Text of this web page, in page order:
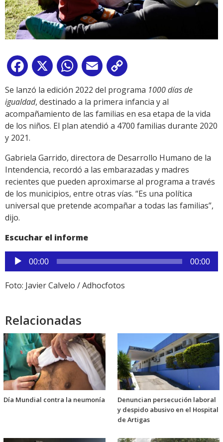
Facebook
X WhatsApp
Email
Link
Se lanzó la edición 2022 del programa 1000 días de
igualdad, destinado a la primera infancia y al
acompañamiento de las familias en esa etapa de la vida
de los niños. El plan atendió a 4700 familias durante 2020
y 2021.
Gabriela Garrido, directora de Desarrollo Humano de la
Intendencia, recordó a las embarazadas y madres
recientes que pueden aproximarse al programa a través
de los municipios, entre otras vías. “Es una política
universal que pretende acompañar a todas las familias”,
dijo.
Escuchar el informe
Reproductor
de
audio
00:00 00:00
Foto: Javier Calvelo / Adhocfotos
Relacionadas
Día Mundial contra la neumonía
Denuncian persecución laboral
y despido abusivo en el Hospital
de Artigas